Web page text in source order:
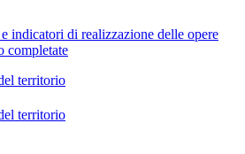
indicatori di realizzazione delle opere
completate
territorio
territorio